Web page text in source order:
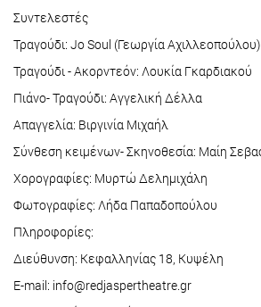
Συντελεστές
Τραγούδι: Jo Soul (Γεωργία Αχιλλεοπούλου)
Τραγούδι - Ακορντεόν: Λουκία Γκαρδιακού
Πιάνο- Τραγούδι: Αγγελική Δέλλα
Απαγγελία: Βιργινία Μιχαήλ
Σύνθεση κειμένων- Σκηνοθεσία: Μαίη
Χορογραφίες: Μυρτώ Δελημιχάλη
Φωτογραφίες: Λήδα Παπαδοπούλου
Πληροφορίες:
Διεύθυνση: Κεφαλληνίας 18, Κυψέλη
E-mail: info@redjaspertheatre.gr